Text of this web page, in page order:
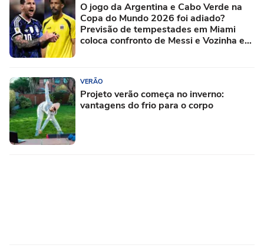
O jogo da Argentina e Cabo Verde na
Copa do Mundo 2026 foi adiado?
Previsão de tempestades em Miami
coloca confronto de Messi e Vozinha em
VERÃO
Projeto verão começa no inverno:
vantagens do frio para o corpo